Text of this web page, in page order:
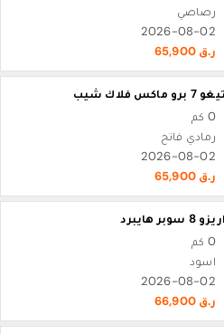
رصاصي
2026-08-02
ر.ق 65,900
0 كم
رمادي فاتح
2026-08-02
ر.ق 65,900
0 كم
اسود
2026-08-02
ر.ق 66,900